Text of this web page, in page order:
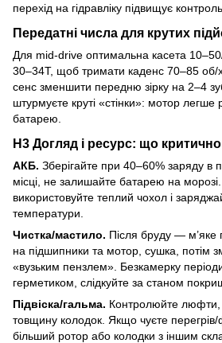
перехід на гідравліку підвищує
Передатні числа для крутих
Для mid-drive оптимальна касета
30–34Т, щоб тримати каденс 70–85
сенс зменшити передню зірку на 2–4
штурмуєте круті «стінки»: мотор
батарею.
H3 Догляд і ресурс: що
АКБ. Зберігайте при 40–60% заряду в
місці, не залишайте батарею на
використовуйте теплий чохол і
температури.
Чистка/мастило. Після бруду — м’яке
на підшипники та мотор, сушка, потім
«вузьким пензлем». Безкамерку
герметиком, слідкуйте за станом
Підвіска/гальма. Контролюйте люфти,
товщину колодок. Якщо чуєте перегрів/
більший ротор або колодки з іншим